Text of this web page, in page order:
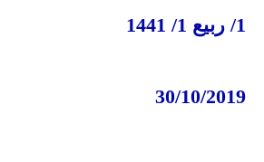
1/ ربيع 1/ 1441
30/10/2019